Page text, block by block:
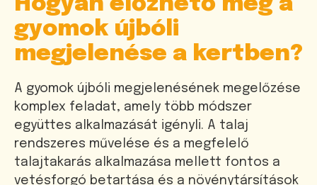
Hogyan előzhető meg a
gyomok újbóli
megjelenése a kertben?
A gyomok újbóli megjelenésének megelőzése
komplex feladat, amely több módszer
együttes alkalmazását igényli. A talaj
rendszeres művelése és a megfelelő
talajtakarás alkalmazása mellett fontos a
vetésforgó betartása és a növénytársítások